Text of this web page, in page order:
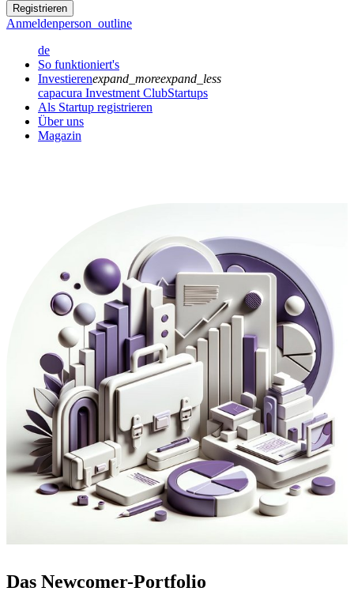
Registrieren
Anmeldenperson_outline
de
So funktioniert's
Investierenexpand_moreexpand_less
capacura Investment ClubStartups
Als Startup registrieren
Über uns
Magazin
Das Newcomer-Portfolio